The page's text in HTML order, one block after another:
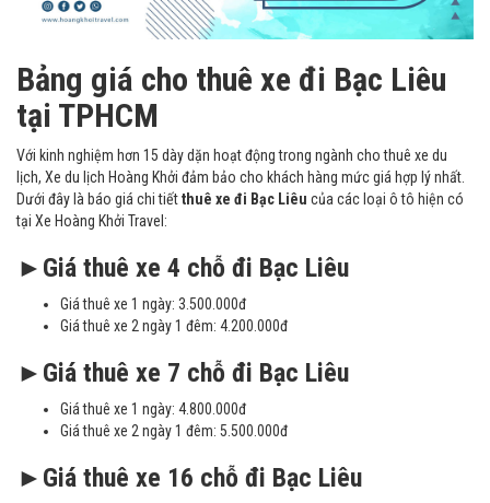
Bảng giá cho thuê xe đi Bạc Liêu
tại TPHCM
Với kinh nghiệm hơn 15 dày dặn hoạt động trong ngành cho thuê xe du
lịch, Xe du lịch Hoàng Khởi đảm bảo cho khách hàng mức giá hợp lý nhất.
Dưới đây là báo giá chi tiếtthuê xe đi Bạc Liêu của các loại ô tô hiện có
tại Xe Hoàng Khởi Travel:
►Giá thuê xe 4 chỗ đi Bạc Liêu
Giá thuê xe 1 ngày: 3.500.000đ
Giá thuê xe 2 ngày 1 đêm: 4.200.000đ
►Giá thuê xe 7 chỗ đi Bạc Liêu
Giá thuê xe 1 ngày: 4.800.000đ
Giá thuê xe 2 ngày 1 đêm: 5.500.000đ
►Giá thuê xe 16 chỗ đi Bạc Liêu